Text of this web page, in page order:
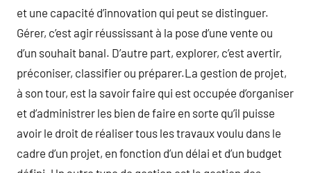
et une capacité d’innovation qui peut se distinguer.
Gérer, c’est agir réussissant à la pose d’une vente ou
d’un souhait banal. D’autre part, explorer, c’est avertir,
préconiser, classifier ou préparer.La gestion de projet,
à son tour, est la savoir faire qui est occupée d’organiser
et d’administrer les bien de faire en sorte qu’il puisse
avoir le droit de réaliser tous les travaux voulu dans le
cadre d’un projet, en fonction d’un délai et d’un budget